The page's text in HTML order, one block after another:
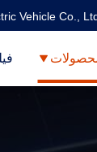
Vehicle Co.,